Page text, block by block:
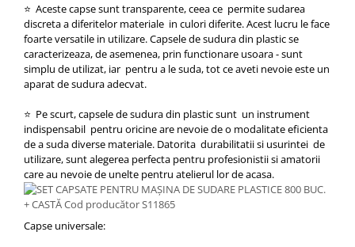
⭐ Aceste capse sunt transparente, ceea ce permite sudarea
discreta a diferitelor materiale in culori diferite. Acest lucru le face
foarte versatile in utilizare. Capsele de sudura din plastic se
caracterizeaza, de asemenea, prin functionare usoara - sunt
simplu de utilizat, iar pentru a le suda, tot ce aveti nevoie este un
aparat de sudura adecvat.
⭐ Pe scurt, capsele de sudura din plastic sunt un instrument
indispensabil pentru oricine are nevoie de o modalitate eficienta
de a suda diverse materiale. Datorita durabilitatii si usurintei de
utilizare, sunt alegerea perfecta pentru profesionistii si amatorii
care au nevoie de unelte pentru atelierul lor de acasa.
Capse universale: